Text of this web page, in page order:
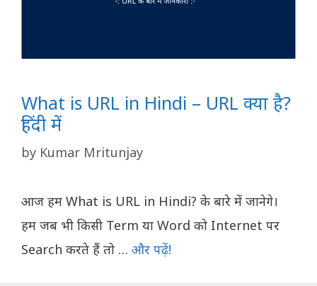
What is URL in Hindi – URL क्या है?
हिंदी में
by Kumar Mritunjay
आज हम What is URL in Hindi? के बारे में जानेगे।
हम जब भी किसी Term या Word को Internet पर
Search करते हैं तो … और पढ़ें!